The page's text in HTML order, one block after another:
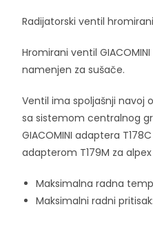
Radijatorski ventil
Hromirani ventil
namenjen za sušače.
Ventil ima spoljašnji navoj
sa sistemom centralnog
GIACOMINI adaptera
adapterom T179M za
Maksimalna radna
Maksimalni radni